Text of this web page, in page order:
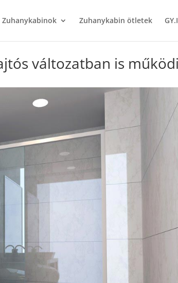
Zuhanykabinok Zuhanykabin ötletek
változatban is